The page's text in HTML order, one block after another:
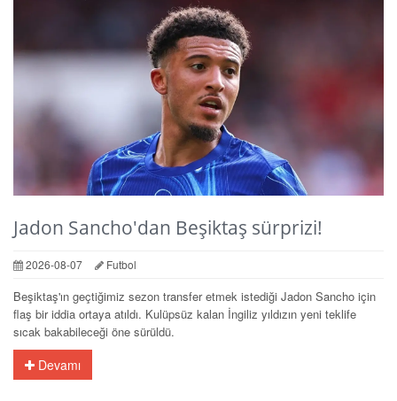
Jadon Sancho'dan Beşiktaş sürprizi!
2026-08-07 Futbol
Beşiktaş'ın geçtiğimiz sezon transfer etmek istediği Jadon Sancho için
flaş bir iddia ortaya atıldı. Kulüpsüz kalan İngiliz yıldızın yeni teklife
sıcak bakabileceği öne sürüldü.
Devamı